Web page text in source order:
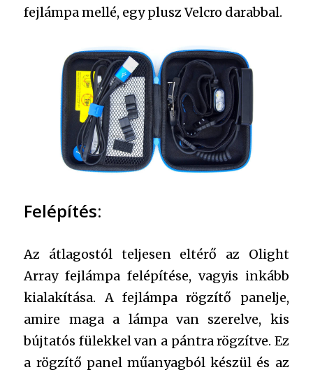
fejlámpa mellé, egy plusz Velcro darabbal.
Felépítés:
Az átlagostól teljesen eltérő az Olight
Array fejlámpa felépítése, vagyis inkább
kialakítása. A fejlámpa rögzítő panelje,
amire maga a lámpa van szerelve, kis
bújtatós fülekkel van a pántra rögzítve. Ez
a rögzítő panel műanyagból készül és az